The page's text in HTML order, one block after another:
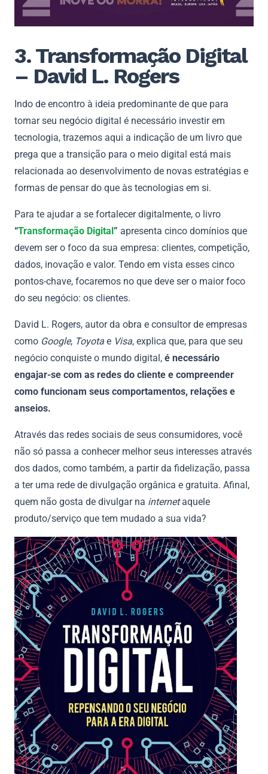
3. Transformação Digital
– David L. Rogers
Indo de encontro à ideia predominante de que para
tornar seu negócio digital é necessário investir em
tecnologia, trazemos aqui a indicação de um livro que
prega que a transição para o meio digital está mais
relacionada ao desenvolvimento de novas estratégias e
formas de pensar do que às tecnologias em si.
Para te ajudar a se fortalecer digitalmente, o livro
“Transformação Digital” apresenta cinco domínios que
devem ser o foco da sua empresa: clientes, competição,
dados, inovação e valor. Tendo em vista esses cinco
pontos-chave, focaremos no que deve ser o maior foco
do seu negócio: os clientes.
David L. Rogers, autor da obra e consultor de empresas
como Google, Toyota e Visa, explica que, para que seu
negócio conquiste o mundo digital, é necessário
engajar-se com as redes do cliente e compreender
como funcionam seus comportamentos, relações e
anseios.
Através das redes sociais de seus consumidores, você
não só passa a conhecer melhor seus interesses através
dos dados, como também, a partir da fidelização, passa
a ter uma rede de divulgação orgânica e gratuita. Afinal,
quem não gosta de divulgar na internetaquele
produto/serviço que tem mudado a sua vida?